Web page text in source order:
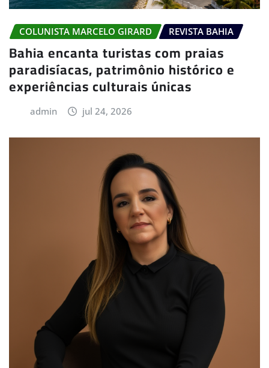
COLUNISTA MARCELO GIRARD REVISTA BAHIA
Bahia encanta turistas com praias
paradisíacas, patrimônio histórico e
experiências culturais únicas
admin jul 24, 2026